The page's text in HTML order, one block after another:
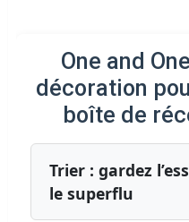
One and
décoration
boîte de
Trier : gardez
le superflu